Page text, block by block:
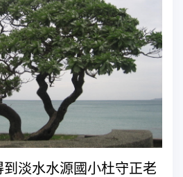
淡水水源國小杜守正老